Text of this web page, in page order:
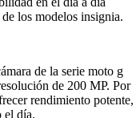
los modelos insignia.
de la serie moto g
de 200 MP. Por
rendimiento potente,
el día.